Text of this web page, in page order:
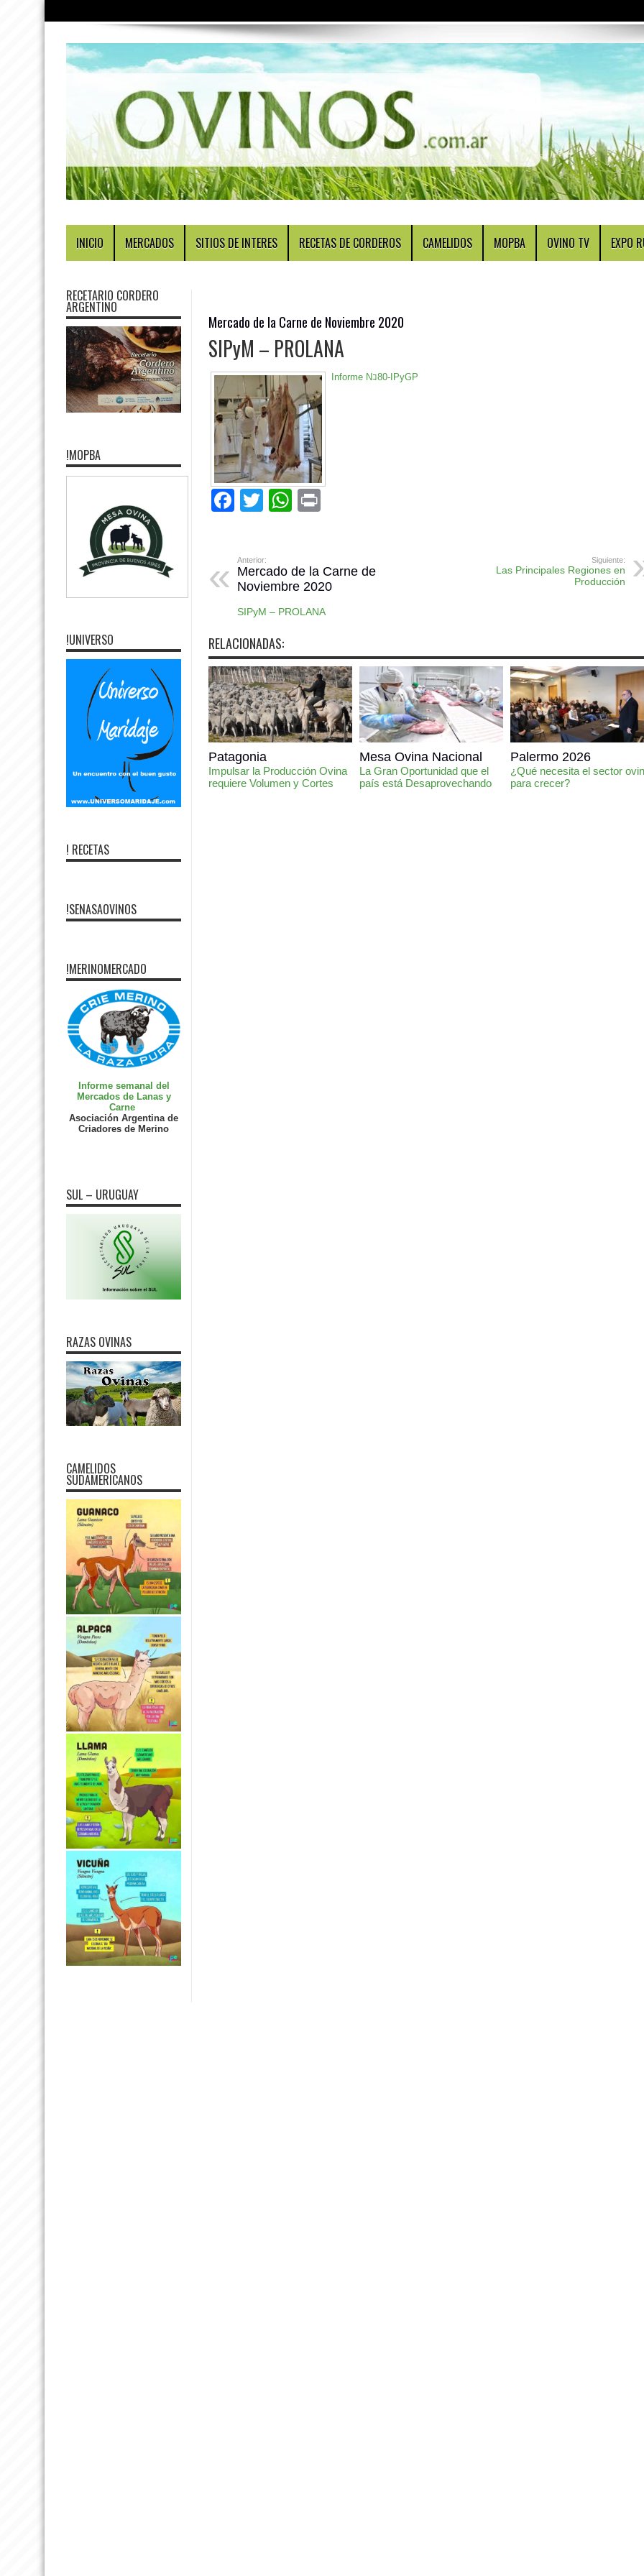
INICIO MERCADOS SITIOS DE INTERES RECETAS DE CORDEROS CAMELIDOS MOPBA OVINO TV EXPO
Mercado de la Carne de Noviembre 2020
SIPyM – PROLANA
Informe Nｺ80-IPyGP
Facebook
TwitterWhatsApp
Anterior:
Mercado de la Carne de
Noviembre 2020
SIPyM – PROLANA
Siguiente:
Las Principales Regiones en
Producción
RELACIONADAS:
Patagonia
Impulsar la Producción Ovina
requiere Volumen y Cortes
Mesa Ovina Nacional
La Gran Oportunidad que el
país está Desaprovechando
Palermo 2026
¿Qué necesita el sector
para crecer?
RECETARIO CORDERO
ARGENTINO
!MOPBA
!UNIVERSO
! RECETAS
!SENASAOVINOS
!MERINOMERCADO
Informe semanal del
Mercados de Lanas y
Carne
Asociación Argentina de
Criadores de Merino
SUL – URUGUAY
RAZAS OVINAS
CAMELIDOS
SUDAMERICANOS